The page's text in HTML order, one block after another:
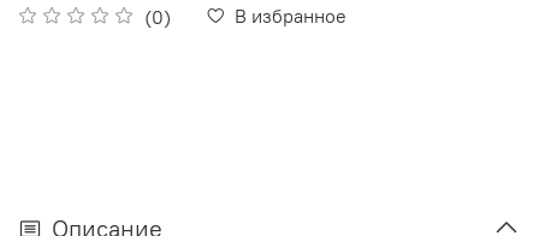
(0) В избранное
Описание